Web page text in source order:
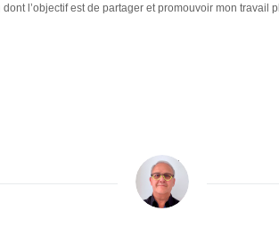
l’objectif est de partager et promouvoir mon travail